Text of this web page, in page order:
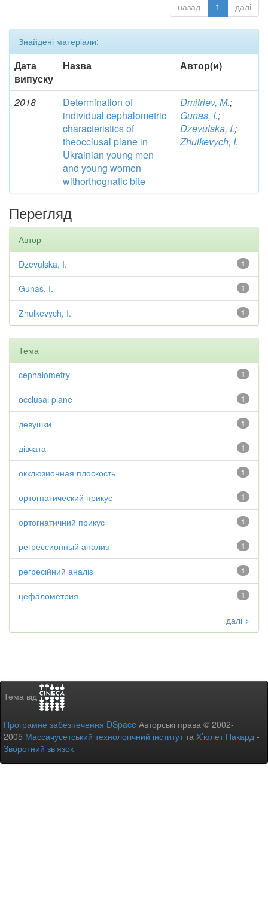
назад 1 далі
Знайдені матеріали:
Дата
випуску
Назва Автор(и)
2018
Determination of
individual cephalometric
characteristics of
theocclusal plane in
Ukrainian young men
and young women
withorthognatic bite
Dmitriev, M.;
Gunas, I.;
Dzevulska, I.;
Zhulkevych, I.
Перегляд
Автор
1
Dzevulska, I.
1
Gunas, I.
1
Zhulkevych, I.
Тема
1
cephalometry
1
occlusal plane
1
девушки
1
дівчата
1
окклюзионная плоскость
1
ортогнатический прикус
1
ортогнатичний прикус
1
регрессионный анализ
1
регресійний аналіз
1
цефалометрия
далі >
Тема від
Програмне забезпечення DSpace Авторські права © 2002-
2005 Массачусетський технологічний інститутта Х’юлет Пакард -
Зворотний зв’язок